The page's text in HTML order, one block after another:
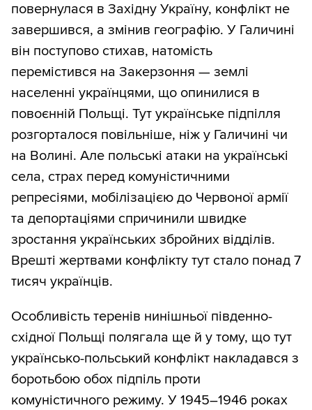
повернулася в Західну Україну, конфлікт не
завершився, а змінив географію. У Галичині
він поступово стихав, натомість
перемістився на Закерзоння — землі
населенні українцями, що опинилися в
повоєнній Польщі. Тут українське підпілля
розгорталося повільніше, ніж у Галичині чи
на Волині. Але польські атаки на українські
села, страх перед комуністичними
репресіями, мобілізацією до Червоної армії
та депортаціями спричинили швидке
зростання українських збройних відділів.
Врешті жертвами конфлікту тут стало понад 7
тисяч українців.
Особливість теренів нинішньої південно-
східної Польщі полягала ще й у тому, що тут
українсько-польський конфлікт накладався з
боротьбою обох підпіль проти
комуністичного режиму. У 1945–1946 роках